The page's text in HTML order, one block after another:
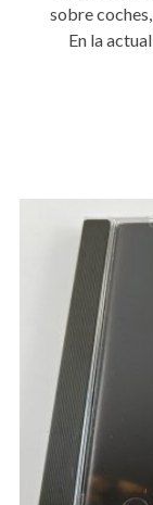
sobre
En la